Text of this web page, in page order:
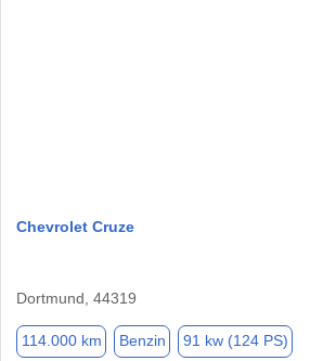
Chevrolet Cruze
Dortmund, 44319
114.000 km Benzin 91 kw (124 PS)